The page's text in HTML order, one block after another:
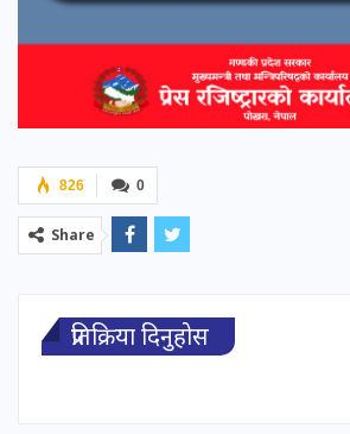
0
826
Share
प्रतिक्रिया दिनुहोस